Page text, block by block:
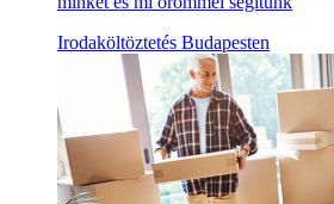
Irodaköltöztetés Budapesten